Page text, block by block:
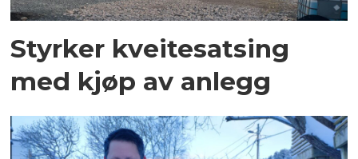
Styrker kveitesatsing
med kjøp av anlegg